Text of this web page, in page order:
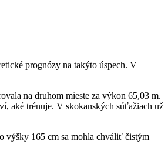
prognózy na takýto úspech. V
na druhom mieste za výkon 65,03 m.
aké trénuje. V skokanských súťažiach už
výšky 165 cm sa mohla chváliť čistým